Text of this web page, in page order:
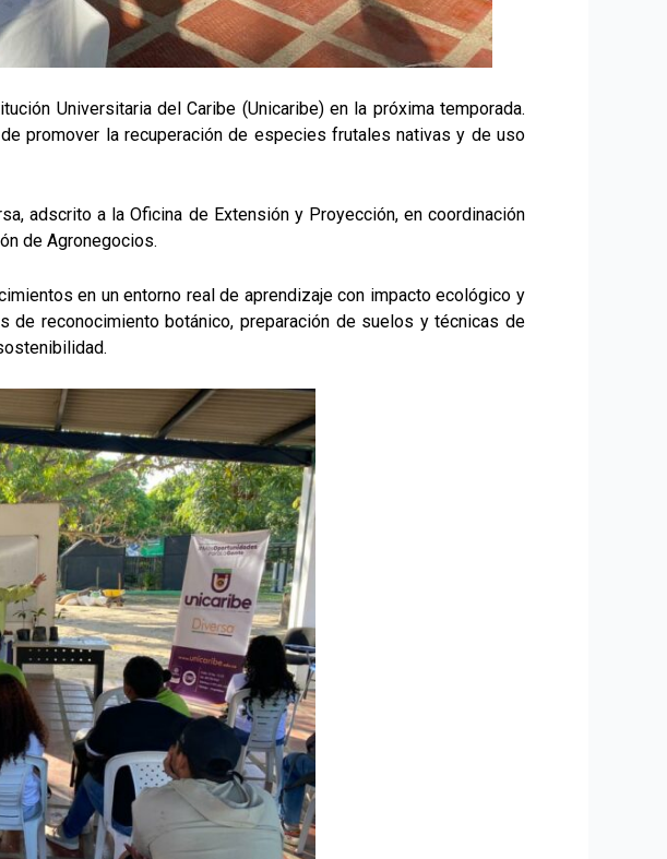
Universitaria del Caribe (Unicaribe) en la próxima temporada.
promover la recuperación de especies frutales nativas y de uso
adscrito a la Oficina de Extensión y Proyección, en coordinación
de Agronegocios.
en un entorno real de aprendizaje con impacto ecológico y
de reconocimiento botánico, preparación de suelos y técnicas de